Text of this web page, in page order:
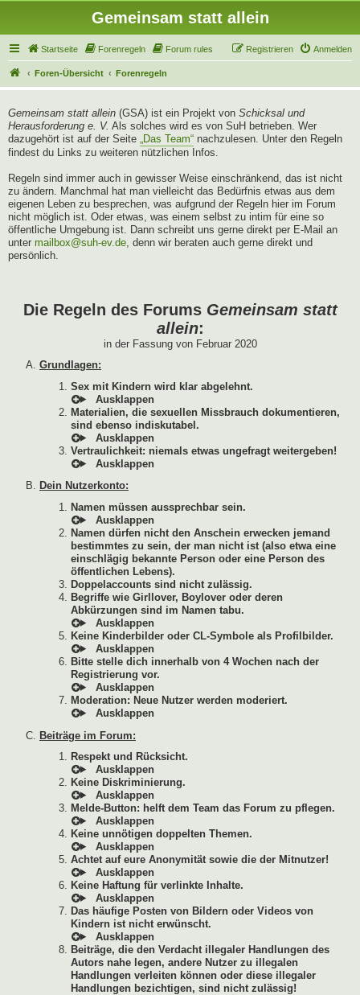
Gemeinsam statt allein
Startseite Forenregeln Forum rules Anmelden
Registrieren
Foren-Übersicht Forenregeln
Gemeinsam statt allein (GSA) ist ein Projekt von Schicksal und
Herausforderung e. V. Als solches wird es von SuH betrieben. Wer
dazugehört ist auf der Seite „Das Team“ nachzulesen. Unter den Regeln
findest du Links zu weiteren nützlichen Infos.
Regeln sind immer auch in gewisser Weise einschränkend, das ist nicht
zu ändern. Manchmal hat man vielleicht das Bedürfnis etwas aus dem
eigenen Leben zu besprechen, was aufgrund der Regeln hier im Forum
nicht möglich ist. Oder etwas, was einem selbst zu intim für eine so
öffentliche Umgebung ist. Dann schreibt uns gerne direkt per E-Mail an
unter mailbox@suh-ev.de, denn wir beraten auch gerne direkt und
persönlich.
Die Regeln des Forums Gemeinsam statt
allein:
in der Fassung von Februar 2020
Grundlagen:
Sex mit Kindern wird klar abgelehnt.
Materialien, die sexuellen Missbrauch dokumentieren,
sind ebenso indiskutabel.
Vertraulichkeit: niemals etwas ungefragt weitergeben!
Dein Nutzerkonto:
Namen müssen aussprechbar sein.
Namen dürfen nicht den Anschein erwecken jemand
bestimmtes zu sein, der man nicht ist (also etwa eine
einschlägig bekannte Person oder eine Person des
öffentlichen Lebens).
Doppelaccounts sind nicht zulässig.
Begriffe wie Girllover, Boylover oder deren
Abkürzungen sind im Namen tabu.
Keine Kinderbilder oder CL-Symbole als Profilbilder.
Bitte stelle dich innerhalb von 4 Wochen nach der
Registrierung vor.
Moderation: Neue Nutzer werden moderiert.
Beiträge im Forum:
Respekt und Rücksicht.
Keine Diskriminierung.
Melde-Button: helft dem Team das Forum zu pflegen.
Keine unnötigen doppelten Themen.
Achtet auf eure Anonymität sowie die der Mitnutzer!
Keine Haftung für verlinkte Inhalte.
Das häufige Posten von Bildern oder Videos von
Kindern ist nicht erwünscht.
Beiträge, die den Verdacht illegaler Handlungen des
Autors nahe legen, andere Nutzer zu illegalen
Handlungen verleiten können oder diese illegaler
Handlungen bezichtigen, sind nicht zulässig!